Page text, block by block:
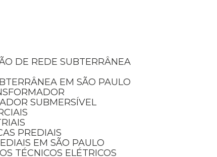
DE REDE SUBTERRÂNEA
EM SÃO PAULO
SUBMERSÍVEL
PREDIAIS
EM SÃO PAULO
TÉCNICOS ELÉTRICOS